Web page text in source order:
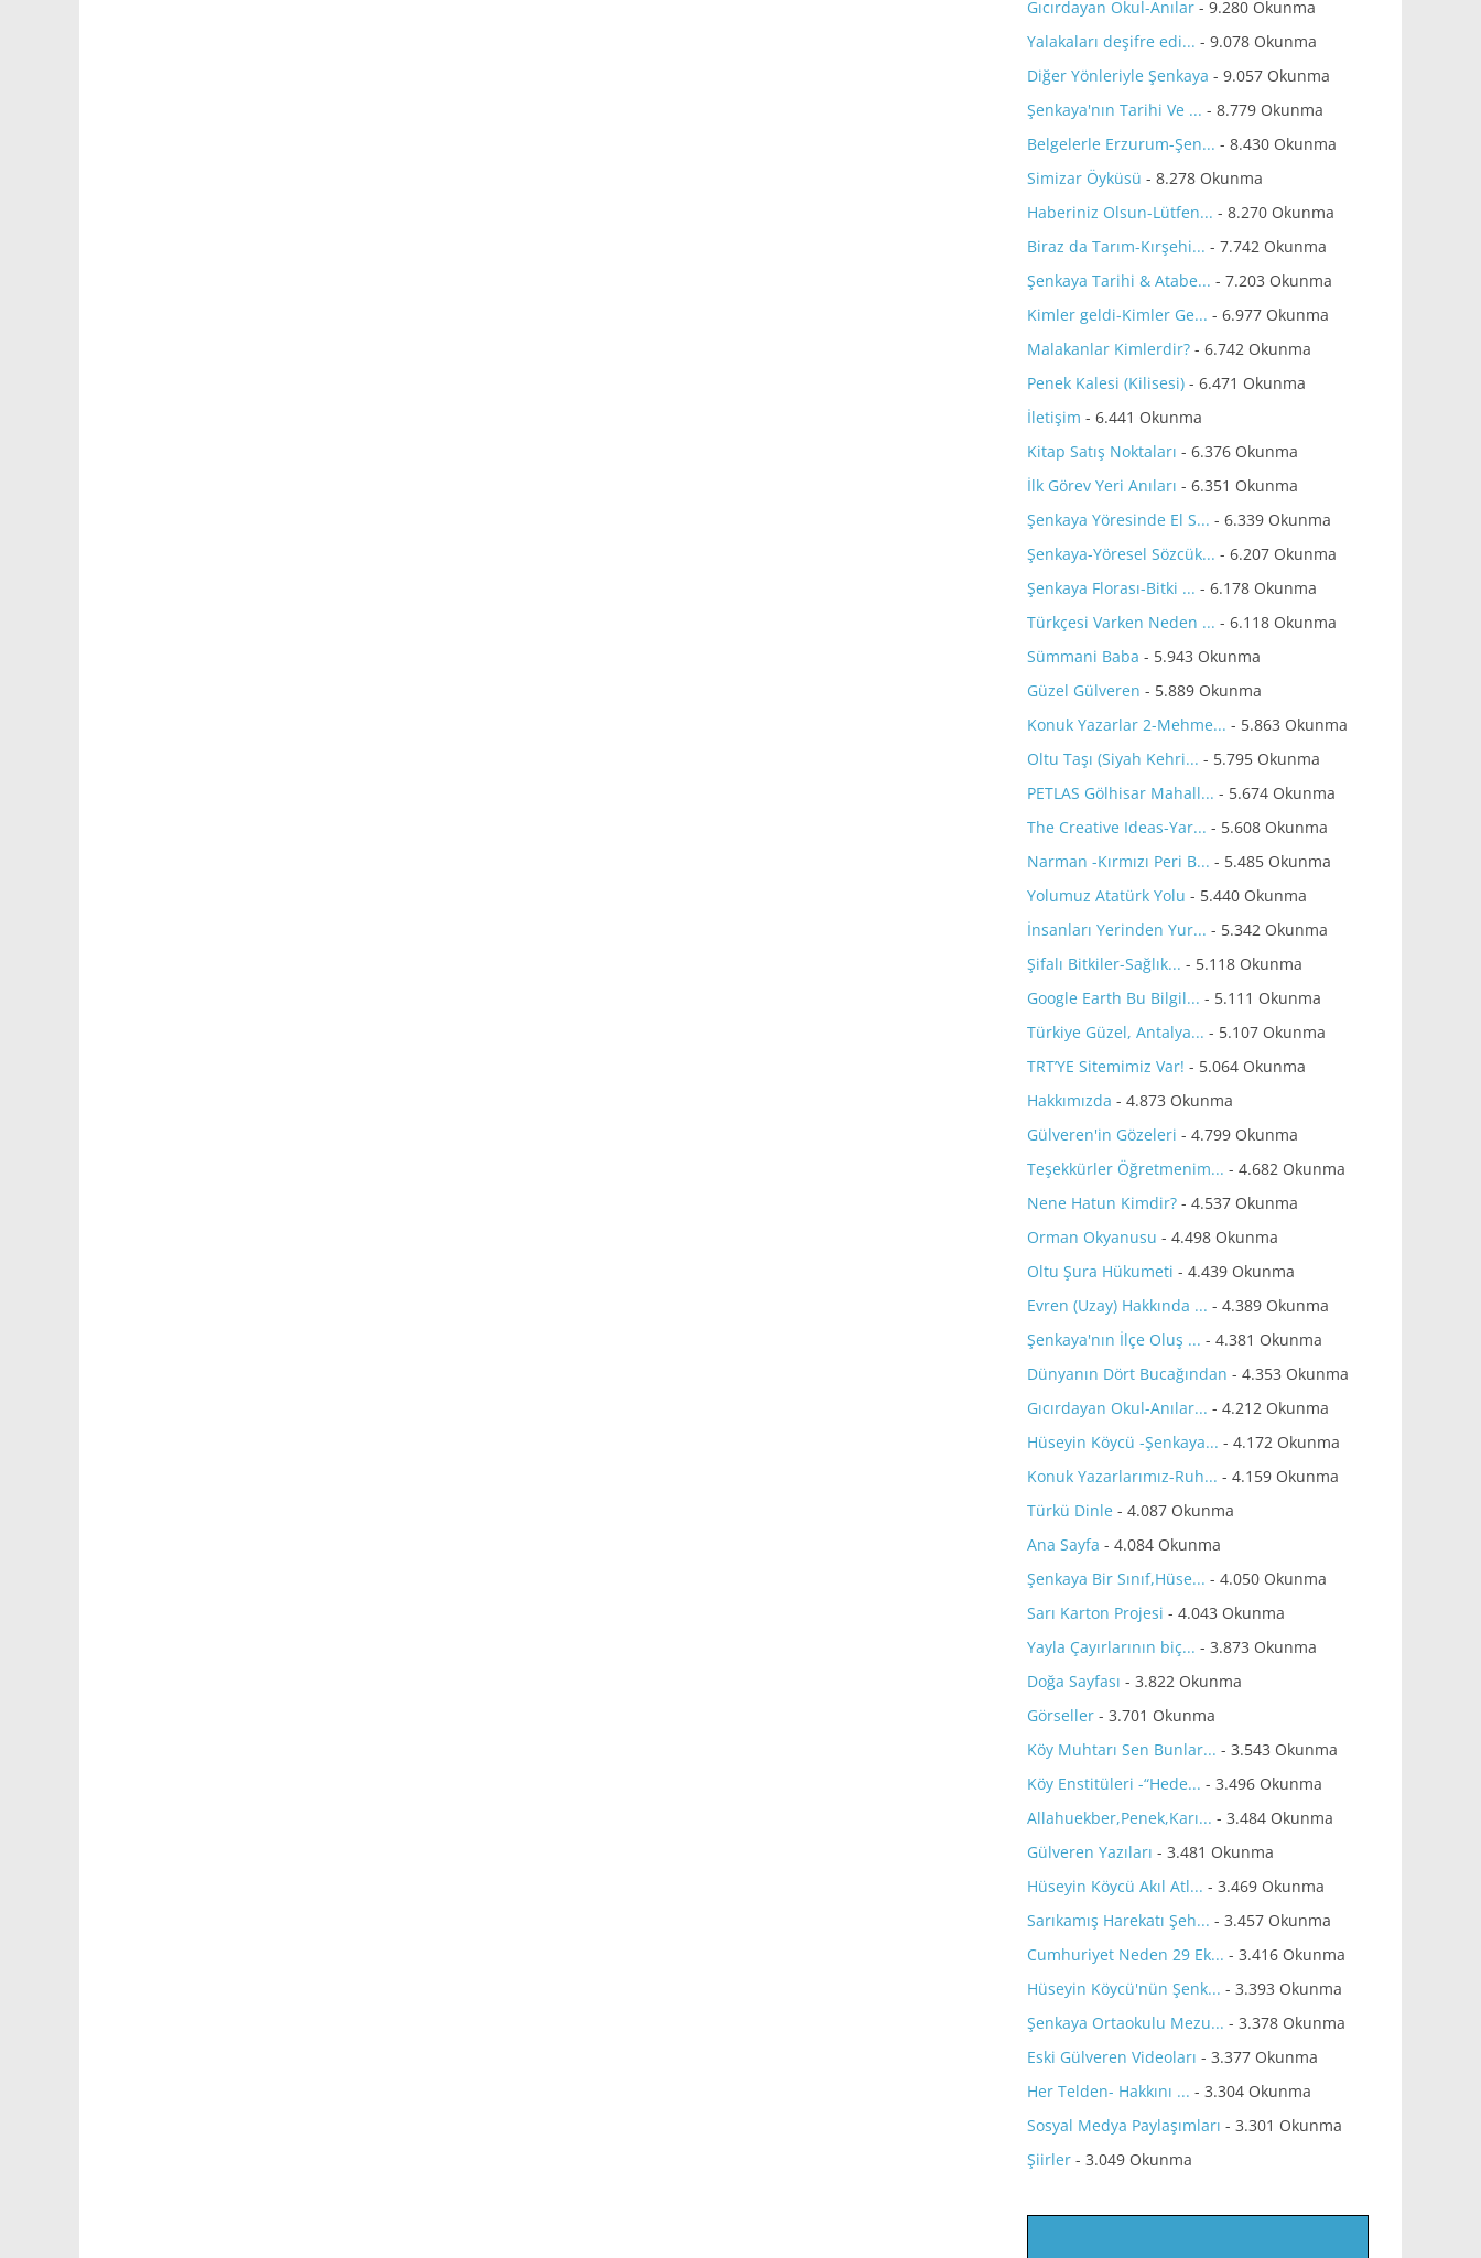
Gıcırdayan Okul-Anılar - 9.280 Okunma
Yalakaları deşifre edi... - 9.078 Okunma
Diğer Yönleriyle Şenkaya - 9.057 Okunma
Şenkaya'nın Tarihi Ve ... - 8.779 Okunma
Belgelerle Erzurum-Şen... - 8.430 Okunma
Simizar Öyküsü - 8.278 Okunma
Haberiniz Olsun-Lütfen... - 8.270 Okunma
Biraz da Tarım-Kırşehi... - 7.742 Okunma
Şenkaya Tarihi & Atabe... - 7.203 Okunma
Kimler geldi-Kimler Ge... - 6.977 Okunma
Malakanlar Kimlerdir? - 6.742 Okunma
Penek Kalesi (Kilisesi) - 6.471 Okunma
İletişim - 6.441 Okunma
Kitap Satış Noktaları - 6.376 Okunma
İlk Görev Yeri Anıları - 6.351 Okunma
Şenkaya Yöresinde El S... - 6.339 Okunma
Şenkaya-Yöresel Sözcük... - 6.207 Okunma
Şenkaya Florası-Bitki ... - 6.178 Okunma
Türkçesi Varken Neden ... - 6.118 Okunma
Sümmani Baba - 5.943 Okunma
Güzel Gülveren - 5.889 Okunma
Konuk Yazarlar 2-Mehme... - 5.863 Okunma
Oltu Taşı (Siyah Kehri... - 5.795 Okunma
PETLAS Gölhisar Mahall... - 5.674 Okunma
The Creative Ideas-Yar... - 5.608 Okunma
Narman -Kırmızı Peri B... - 5.485 Okunma
Yolumuz Atatürk Yolu - 5.440 Okunma
İnsanları Yerinden Yur... - 5.342 Okunma
Şifalı Bitkiler-Sağlık... - 5.118 Okunma
Google Earth Bu Bilgil... - 5.111 Okunma
Türkiye Güzel, Antalya... - 5.107 Okunma
TRT’YE Sitemimiz Var! - 5.064 Okunma
Hakkımızda - 4.873 Okunma
Gülveren'in Gözeleri - 4.799 Okunma
Teşekkürler Öğretmenim... - 4.682 Okunma
Nene Hatun Kimdir? - 4.537 Okunma
Orman Okyanusu - 4.498 Okunma
Oltu Şura Hükumeti - 4.439 Okunma
Evren (Uzay) Hakkında ... - 4.389 Okunma
Şenkaya'nın İlçe Oluş ... - 4.381 Okunma
Dünyanın Dört Bucağından - 4.353 Okunma
Gıcırdayan Okul-Anılar... - 4.212 Okunma
Hüseyin Köycü -Şenkaya... - 4.172 Okunma
Konuk Yazarlarımız-Ruh... - 4.159 Okunma
Türkü Dinle - 4.087 Okunma
Ana Sayfa - 4.084 Okunma
Şenkaya Bir Sınıf,Hüse... - 4.050 Okunma
Sarı Karton Projesi - 4.043 Okunma
Yayla Çayırlarının biç... - 3.873 Okunma
Doğa Sayfası - 3.822 Okunma
Görseller - 3.701 Okunma
Köy Muhtarı Sen Bunlar... - 3.543 Okunma
Köy Enstitüleri -“Hede... - 3.496 Okunma
Allahuekber,Penek,Karı... - 3.484 Okunma
Gülveren Yazıları - 3.481 Okunma
Hüseyin Köycü Akıl Atl... - 3.469 Okunma
Sarıkamış Harekatı Şeh... - 3.457 Okunma
Cumhuriyet Neden 29 Ek... - 3.416 Okunma
Hüseyin Köycü'nün Şenk... - 3.393 Okunma
Şenkaya Ortaokulu Mezu... - 3.378 Okunma
Eski Gülveren Videoları - 3.377 Okunma
Her Telden- Hakkını ... - 3.304 Okunma
Sosyal Medya Paylaşımları - 3.301 Okunma
Şiirler - 3.049 Okunma